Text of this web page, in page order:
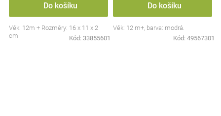
Do košíku
Věk: 12m + Rozměry: 16 x 11 x 2
cm
Kód: 33855601
Do košíku
Věk: 12 m+, barva: modrá.
Kód: 49567301